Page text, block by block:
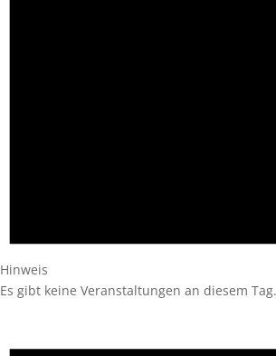
Hinweis
Es gibt keine Veranstaltungen an diesem Tag.